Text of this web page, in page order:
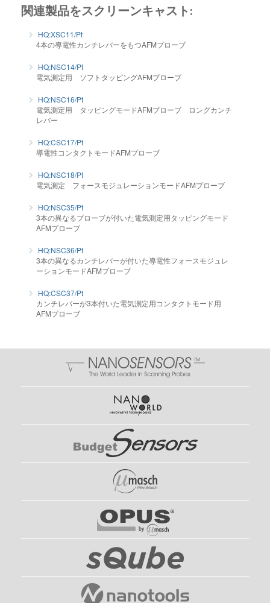
関連製品をスクリーンキャスト:
HQ:XSC11/Pt
4本の導電性カンチレバーをもつAFMプローブ
HQ:NSC14/Pt
電気測定用 ソフトタッピングAFMプローブ
HQ:NSC16/Pt
電気測定用 タッピングモードAFMプローブ ロングカンチ
レバー
HQ:CSC17/Pt
導電性コンタクトモードAFMプローブ
HQ:NSC18/Pt
電気測定 フォースモジュレーションモードAFMプローブ
HQ:NSC35/Pt
3本の異なるプローブが付いた電気測定用タッピングモード
AFMプローブ
HQ:NSC36/Pt
3本の異なるカンチレバーが付いた導電性フォースモジュレ
ーションモードAFMプローブ
HQ:CSC37/Pt
カンチレバーが3本付いた電気測定用コンタクトモード用
AFMプローブ